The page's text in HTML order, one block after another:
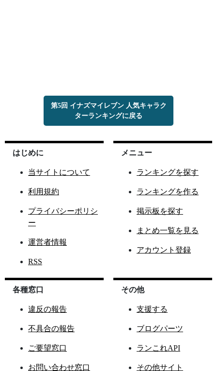
第5回 イナズマイレブン 人気キャラク
ターランキングに戻る
はじめに
当サイトについて
利用規約
プライバシーポリシ
ー
運営者情報
RSS
メニュー
ランキングを探す
ランキングを作る
掲示板を探す
まとめ一覧を見る
アカウント登録
各種窓口
違反の報告
不具合の報告
ご要望窓口
お問い合わせ窓口
その他
支援する
ブログパーツ
ランこれAPI
その他サイト